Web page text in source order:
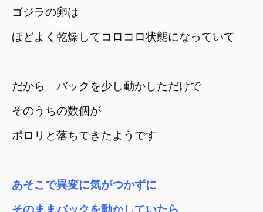
ゴジラの卵は
ほどよく乾燥してコロコロ状態になっていて
だから　バックを少し動かしただけで
そのうちの数個が
ポロリと落ちてきたようです
あそこで異変に気がつかずに